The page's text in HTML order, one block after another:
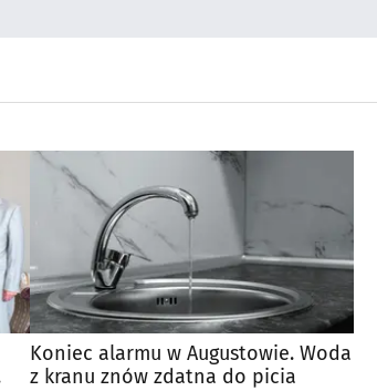
Koniec alarmu w Augustowie. Woda
z kranu znów zdatna do picia